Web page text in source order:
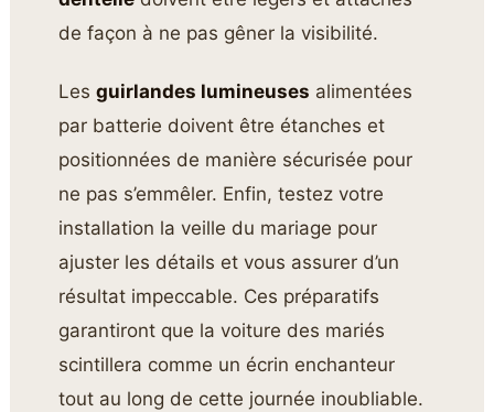
de façon à ne pas gêner la visibilité.
Lesguirlandes lumineuses alimentées
par batterie doivent être étanches et
positionnées de manière sécurisée pour
ne pas s’emmêler. Enfin, testez votre
installation la veille du mariage pour
ajuster les détails et vous assurer d’un
résultat impeccable. Ces préparatifs
garantiront que la voiture des mariés
scintillera comme un écrin enchanteur
tout au long de cette journée inoubliable.